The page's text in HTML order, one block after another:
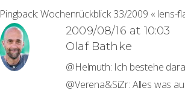
Pingback:Wochenrückblick 33/2009 « lens-
2009/08/16 at 10:03
Olaf Bathke
@Helmuth: Ich bestehe
@Verena&SiZr: Alles was